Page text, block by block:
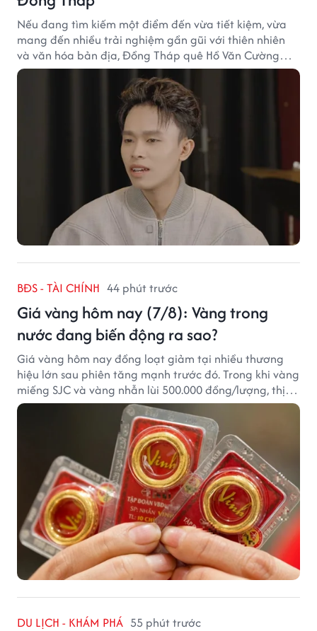
Nếu đang tìm kiếm một điểm đến vừa tiết kiệm, vừa
mang đến nhiều trải nghiệm gần gũi với thiên nhiên
và văn hóa bản địa, Đồng Tháp quê Hồ Văn Cường
chắc chắn là lựa chọn đáng cân nhắc.
BĐS - TÀI CHÍNH 44 phút trước
Giá vàng hôm nay (7/8): Vàng trong
nước đang biến động ra sao?
Giá vàng hôm nay đồng loạt giảm tại nhiều thương
hiệu lớn sau phiên tăng mạnh trước đó. Trong khi vàng
miếng SJC và vàng nhẫn lùi 500.000 đồng/lượng, thị
trường vẫn duy trì mặt bằng giá cao, với sự chênh
lệch đáng kể giữa các doanh nghiệp.
DU LỊCH - KHÁM PHÁ 55 phút trước